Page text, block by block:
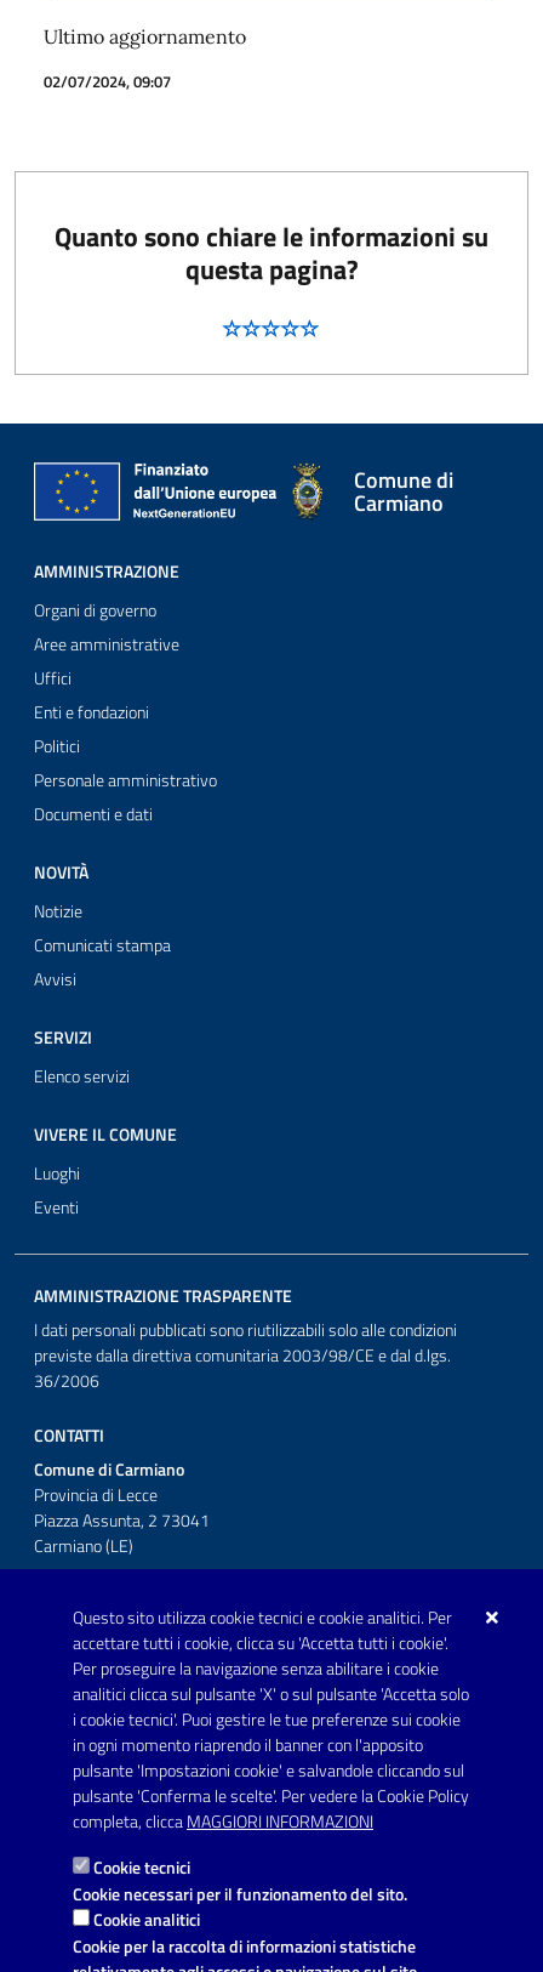
Questo sito utilizza cookie tecnici e cookie analitici. Per
accettare tutti i cookie, clicca su 'Accetta tutti i cookie'.
Per proseguire la navigazione senza abilitare i cookie
analitici clicca sul pulsante 'X' o sul pulsante 'Accetta solo
i cookie tecnici'. Puoi gestire le tue preferenze sui cookie
in ogni momento riaprendo il banner con l'apposito
pulsante 'Impostazioni cookie' e salvandole cliccando sul
pulsante 'Conferma le scelte'. Per vedere la Cookie Policy
completa, cliccaMAGGIORI INFORMAZIONI
Cookie tecnici
Cookie necessari per il funzionamento del sito.
Cookie analitici
Cookie per la raccolta di informazioni statistiche
Ultimo aggiornamento
02/07/2024, 09:07
Quanto sono chiare le informazioni su
questa pagina?
Comune di
Carmiano
AMMINISTRAZIONE
Organi di governo
Aree amministrative
Uffici
Enti e fondazioni
Politici
Personale amministrativo
Documenti e dati
NOVITÀ
Notizie
Comunicati stampa
Avvisi
SERVIZI
Elenco servizi
VIVERE IL COMUNE
Luoghi
Eventi
AMMINISTRAZIONE TRASPARENTE
I dati personali pubblicati sono riutilizzabili solo alle condizioni
previste dalla direttiva comunitaria 2003/98/CE e dal d.lgs.
36/2006
CONTATTI
Comune di Carmiano
Provincia di Lecce
Piazza Assunta, 2 73041
Carmiano (LE)
Posta Elettronica Certificata:
protocollo.comunecarmiano@pec.rupar.puglia.it
URP - Ufficio Relazioni con il Pubblico
Link utili
Informativa privacy
Dichiarazione di accessibilità
Note legali